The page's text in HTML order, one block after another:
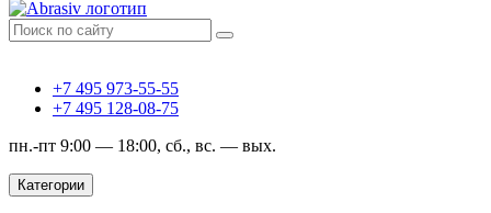
+7 495 973-55-55
+7 495 128-08-75
пн.-пт 9:00 — 18:00, сб., вс. — вых.
Категории